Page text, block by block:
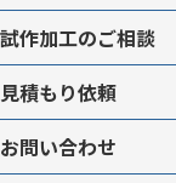
試作加工のご相談
見積もり依頼
お問い合わせ